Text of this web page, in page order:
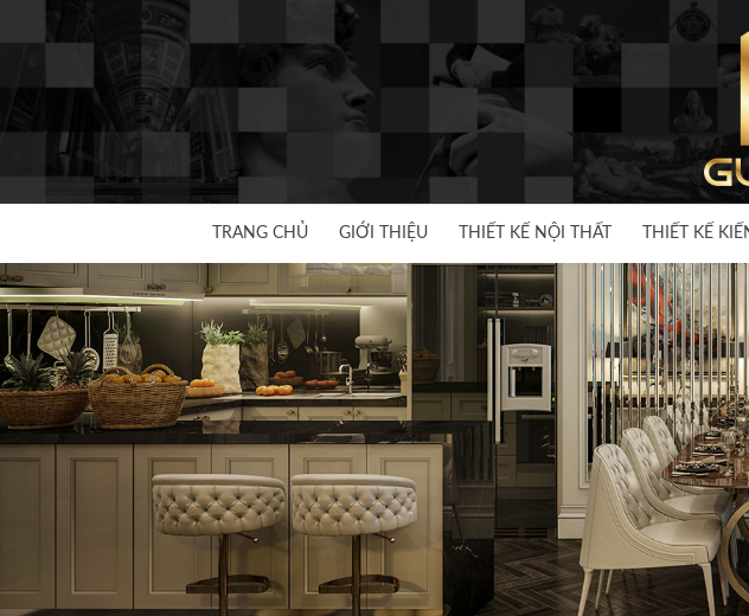
to
TRANG CHỦ GIỚI THIỆU THIẾT KẾ NỘI THẤT THIẾT KẾ